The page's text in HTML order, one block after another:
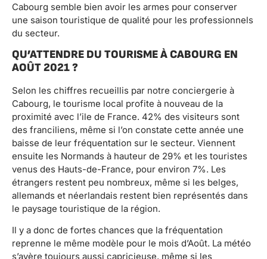
Cabourg semble bien avoir les armes pour conserver
une saison touristique de qualité pour les professionnels
du secteur.
QU’ATTENDRE DU TOURISME À CABOURG EN
AOÛT 2021 ?
Selon les chiffres recueillis par notre conciergerie à
Cabourg, le tourisme local profite à nouveau de la
proximité avec l’ile de France. 42% des visiteurs sont
des franciliens, même si l’on constate cette année une
baisse de leur fréquentation sur le secteur. Viennent
ensuite les Normands à hauteur de 29% et les touristes
venus des Hauts-de-France, pour environ 7%. Les
étrangers restent peu nombreux, même si les belges,
allemands et néerlandais restent bien représentés dans
le paysage touristique de la région.
Il y a donc de fortes chances que la fréquentation
reprenne le même modèle pour le mois d’Août. La météo
s’avère toujours aussi capricieuse, même si les